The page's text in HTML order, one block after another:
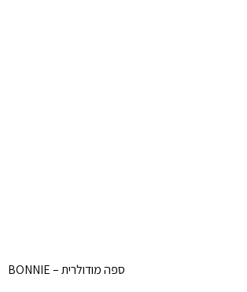
ספה מודולרית – BONNIE